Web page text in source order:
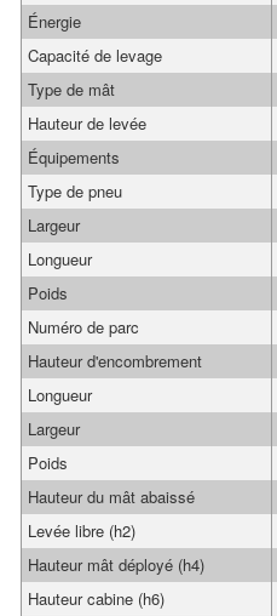
Énergie
Capacité de levage
Type de mât
Hauteur de levée
Équipements
Type de pneu
Largeur
Longueur
Poids
Numéro de parc
Hauteur d'encombrement
Longueur
Largeur
Poids
Hauteur du mât abaissé
Levée libre (h2)
Hauteur mât déployé (h4)
Hauteur cabine (h6)